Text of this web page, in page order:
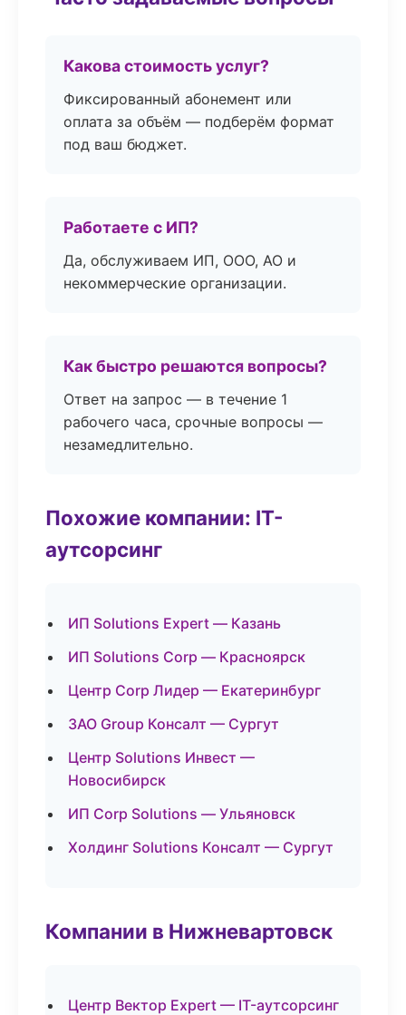
Какова стоимость услуг?
Фиксированный абонемент или
оплата за объём — подберём формат
под ваш бюджет.
Работаете с ИП?
Да, обслуживаем ИП, ООО, АО и
некоммерческие организации.
Как быстро решаются вопросы?
Ответ на запрос — в течение 1
рабочего часа, срочные вопросы —
незамедлительно.
Похожие компании: IT-
аутсорсинг
ИП Solutions Expert — Казань
ИП Solutions Corp — Красноярск
Центр Corp Лидер — Екатеринбург
ЗАО Group Консалт — Сургут
Центр Solutions Инвест —
Новосибирск
ИП Corp Solutions — Ульяновск
Холдинг Solutions Консалт — Сургут
Компании в Нижневартовск
Центр Вектор Expert — IT-аутсорсинг